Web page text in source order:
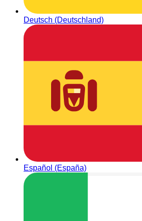
Deutsch (Deutschland)
Español (España)